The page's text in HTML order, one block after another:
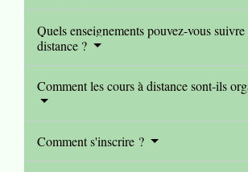
Quels enseignements pouvez-vous suivre
distance ?
Comment les cours à distance sont-ils
Comment s'inscrire ?